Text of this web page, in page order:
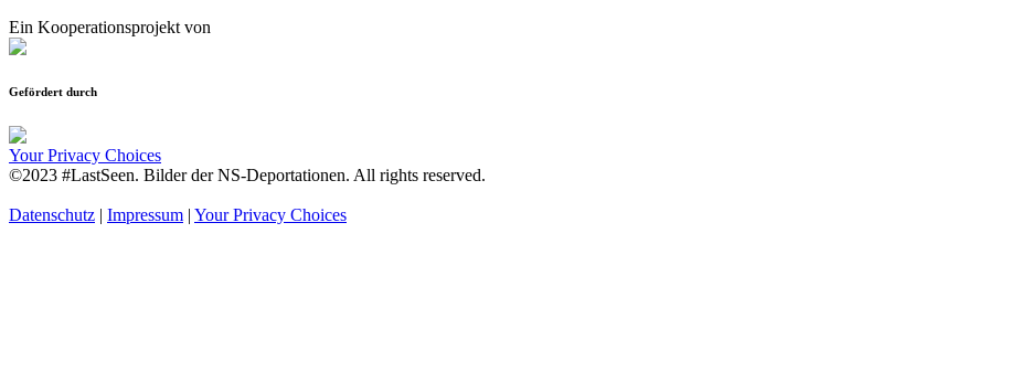
Ein Kooperationsprojekt von
Gefördert durch
Your Privacy Choices
©2023 #LastSeen. Bilder der NS-Deportationen. All rights reserved.
Datenschutz | Impressum | Your Privacy Choices